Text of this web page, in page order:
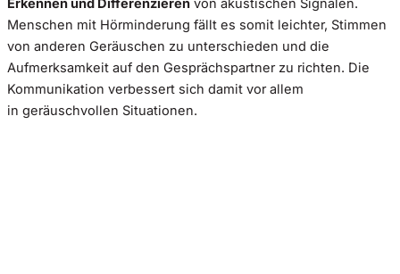
Erkennen und Differenzieren von akustischen Signalen.
Menschen mit Hörminderung fällt es somit leichter, Stimmen
von anderen Geräuschen zu unterschieden und die
Aufmerksamkeit auf den Gesprächspartner zu richten. Die
Kommunikation verbessert sich damit vor allem
in geräuschvollen Situationen.